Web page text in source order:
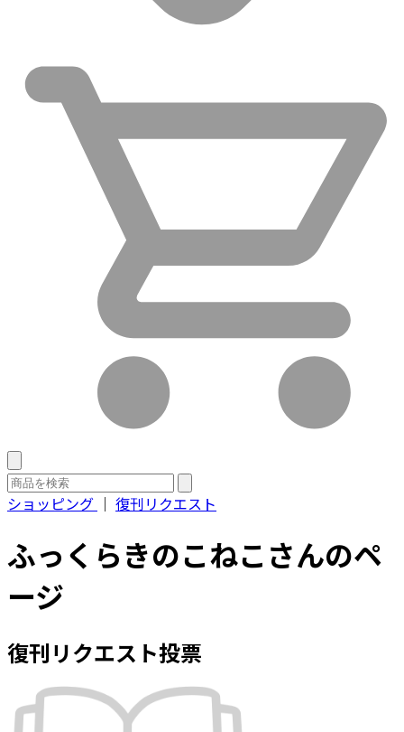
ショッピング ｜ 復刊リクエスト
ふっくらきのこねこさんのペ
ージ
復刊リクエスト投票